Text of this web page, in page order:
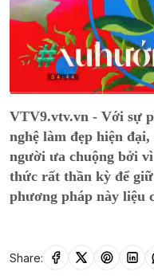
Time
VTV9.vtv.vn - Với sự
nghệ làm đẹp hiện
người ưa chuộng bởi
thức rất thần kỳ để
phương pháp này liệu
Share: